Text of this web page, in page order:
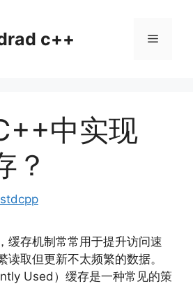
c++ 菜
中实现
？
stdcpp
缓存机制常常用于提升访问速
读取但更新不太频繁的数据。
Used）缓存是一种常见的策